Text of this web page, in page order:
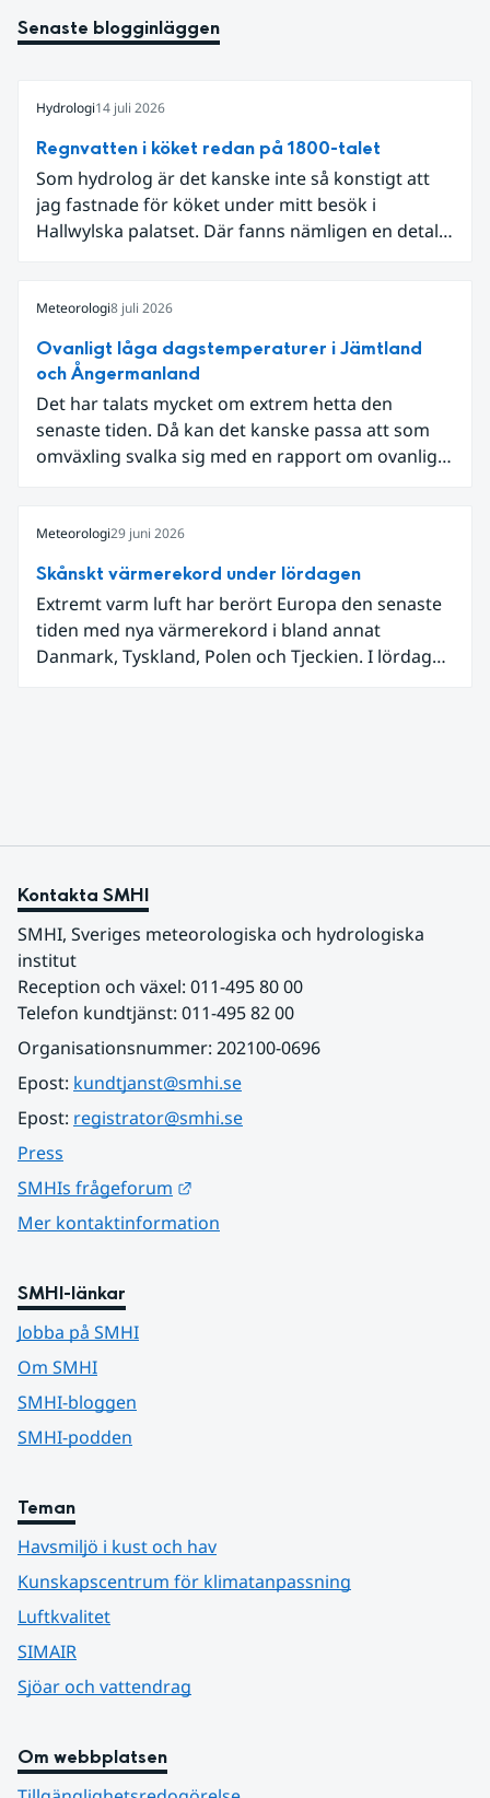
Senaste blogginläggen
Hydrologi14 juli 2026
Regnvatten i köket redan på 1800-talet
Som hydrolog är det kanske inte så konstigt att
jag fastnade för köket under mitt besök i
Hallwylska palatset. Där fanns nämligen en detalj
Meteorologi8 juli 2026
Ovanligt låga dagstemperaturer i Jämtland
och Ångermanland
Det har talats mycket om extrem hetta den
senaste tiden. Då kan det kanske passa att som
omväxling svalka sig med en rapport om ovanligt
Meteorologi29 juni 2026
Skånskt värmerekord under lördagen
Extremt varm luft har berört Europa den senaste
tiden med nya värmerekord i bland annat
Danmark, Tyskland, Polen och Tjeckien. I lördags
Kontakta SMHI
SMHI, Sveriges meteorologiska och hydrologiska
institut
Reception och växel: 011-495 80 00
Telefon kundtjänst: 011-495 82 00
Organisationsnummer: 202100-0696
Epost: kundtjanst@smhi.se
Epost: registrator@smhi.se
Press
SMHIs frågeforum
Mer kontaktinformation
SMHI-länkar
Jobba på SMHI
Om SMHI
SMHI-bloggen
SMHI-podden
Teman
Havsmiljö i kust och hav
Kunskapscentrum för klimatanpassning
Luftkvalitet
SIMAIR
Sjöar och vattendrag
Om webbplatsen